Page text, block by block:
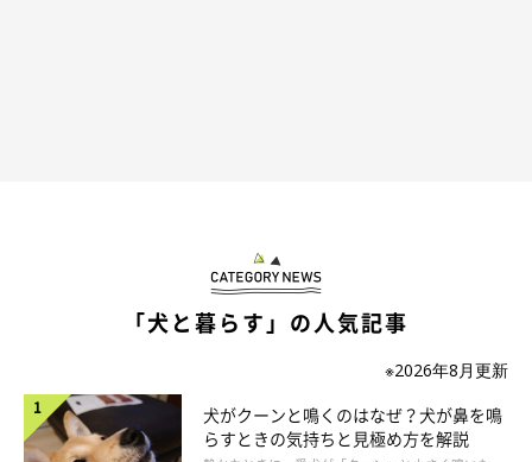
「犬と暮らす」の人気記事
※2026年8月更新
犬がクーンと鳴くのはなぜ？犬が鼻を鳴
らすときの気持ちと見極め方を解説